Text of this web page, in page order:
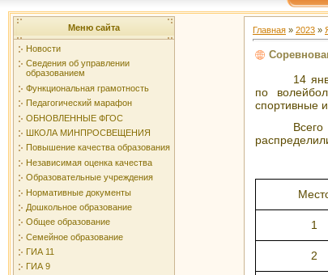
Меню сайта
Новости
Сведения об управлении
образованием
Функциональная грамотность
Педагогический марафон
ОБНОВЛЕННЫЕ ФГОС
ШКОЛА МИНПРОСВЕЩЕНИЯ
Повышение качества образования
Независимая оценка качества
Образовательные учреждения
Нормативные документы
Дошкольное образование
Общее образование
Семейное образование
ГИА 11
ГИА 9
Главная » 2023 »
14
по
спортивные
1
2